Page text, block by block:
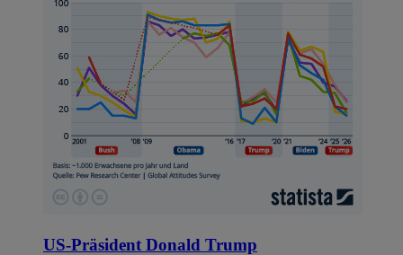
US-Präsident Donald Trump